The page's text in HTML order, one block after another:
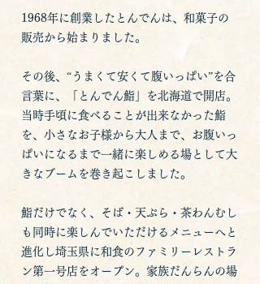
1968年に創業したとんでんは、和菓子の
販売から始まりました。
その後、“うまくて安くて腹いっぱい”を合
言葉に、「とんでん鮨」を北海道で開店。
当時手頃に食べることが出来なかった鮨
を、小さなお子様から大人まで、お腹いっ
ぱいになるまで一緒に楽しめる場として大
きなブームを巻き起こしました。
鮨だけでなく、そば・天ぷら・茶わんむし
も同時に楽しんでいただけるメニューへと
進化し埼玉県に和食のファミリーレストラ
ン第一号店をオープン。家族だんらんの場